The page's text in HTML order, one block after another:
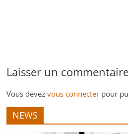
Laisser un
Vous devezvous connecter pour
NEWS